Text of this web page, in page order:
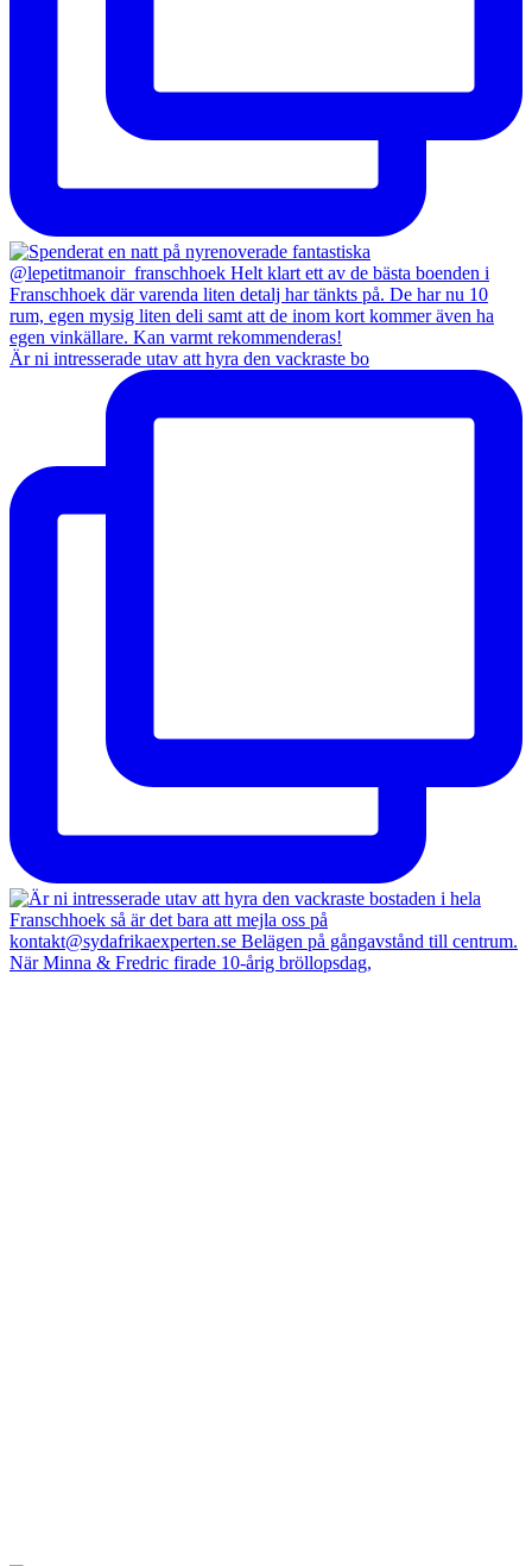
Är ni intresserade utav att hyra den vackraste bo
När Minna & Fredric firade 10-årig bröllopsdag,